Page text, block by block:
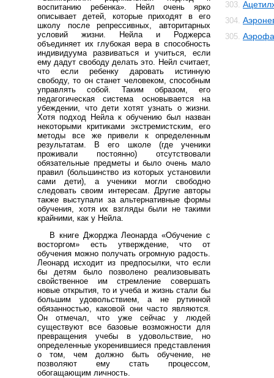
воспитанию ребенка». Нейл очень ярко
описывает детей, которые приходят в его
школу после репрессивных, авторитарных
условий жизни. Нейла и Роджерса
объединяет их глубокая вера в способность
индивидуума развиваться и учиться, если
ему дадут свободу делать это. Нейл считает,
что если ребенку даровать истинную
свободу, то он станет человеком, способным
управлять собой. Таким образом, его
педагогическая система основывается на
убеждении, что дети хотят узнать о жизни.
Хотя подход Нейла к обучению был назван
некоторыми критиками экстремистским, его
методы все же привели к определенным
результатам. В его школе (где ученики
проживали постоянно) отсутствовали
обязательные предметы и было очень мало
правил (большинство из которых установили
сами дети), а ученики могли свободно
следовать своим интересам. Другие авторы
также выступали за альтернативные формы
обучения, хотя их взгляды были не такими
крайними, как у Нейла.
В книге Джорджа Леонарда «Обучение с
восторгом» есть утверждение, что от
обучения можно получать огромную радость.
Леонард исходит из предпосылки, что если
бы детям было позволено реализовывать
свойственное им стремление совершать
новые открытия, то и учеба и жизнь стали бы
большим удовольствием, а не рутинной
обязанностью, каковой они часто являются.
Он отмечал, что уже сейчас у людей
существуют все базовые возможности для
превращения учебы в удовольствие, но
определенные укоренившиеся представления
о том, чем должно быть обучение, не
позволяют ему стать процессом,
обогащающим личность.
303.
304.
305.